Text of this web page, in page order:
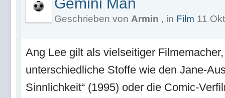
Geschrieben von Armin , in Film 11
Ang Lee gilt als vielseitiger
unterschiedliche Stoffe wie den Jane-
Sinnlichkeit“ (1995) oder die Comic-